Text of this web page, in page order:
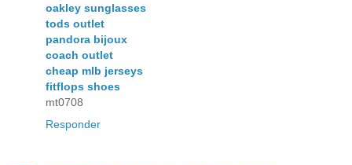
oakley sunglasses
tods outlet
pandora bijoux
coach outlet
cheap mlb jerseys
fitflops shoes
mt0708
Responder